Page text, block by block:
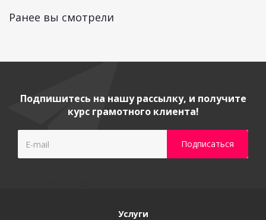
Ранее вы смотрели
Подпишитесь на нашу рассылку, и получите
курс грамотного клиента!
Услуги